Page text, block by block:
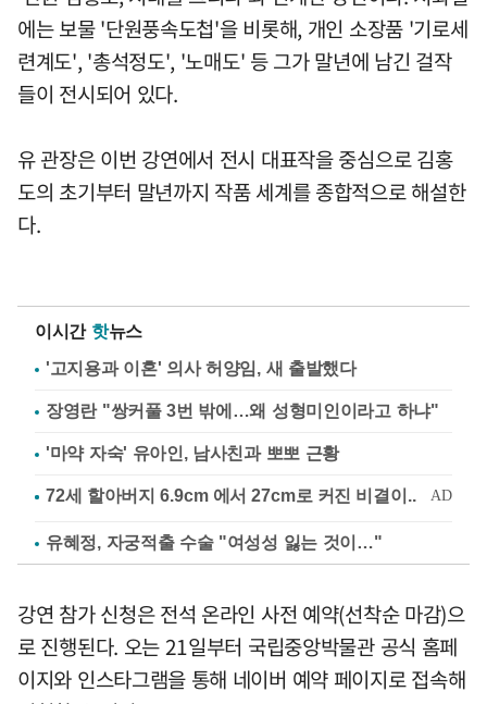
에는 보물 '단원풍속도첩'을 비롯해, 개인 소장품 '기로세
련계도', '총석정도', '노매도' 등 그가 말년에 남긴 걸작
들이 전시되어 있다.
유 관장은 이번 강연에서 전시 대표작을 중심으로 김홍
도의 초기부터 말년까지 작품 세계를 종합적으로 해설한
다.
이시간 핫뉴스
'고지용과 이혼' 의사 허양임, 새 출발했다
장영란 "쌍커풀 3번 밖에…왜 성형미인이라고 하냐"
'마약 자숙' 유아인, 남사친과 뽀뽀 근황
유혜정, 자궁적출 수술 "여성성 잃는 것이…"
강연 참가 신청은 전석 온라인 사전 예약(선착순 마감)으
로 진행된다. 오는 21일부터 국립중앙박물관 공식 홈페
이지와 인스타그램을 통해 네이버 예약 페이지로 접속해